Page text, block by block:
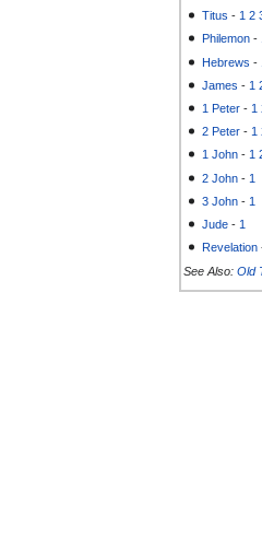
Titus - 1 2
Philemon -
Hebrews -
James - 1
1 Peter - 1
2 Peter - 1
1 John - 1
2 John - 1
3 John - 1
Jude - 1
Revelation
See Also: Old